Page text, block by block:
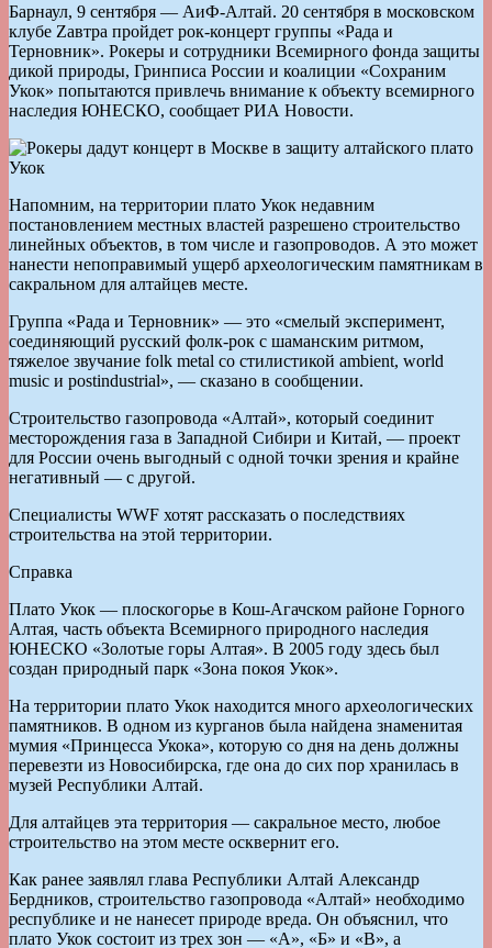
Барнаул, 9 сентября — АиФ-Алтай. 20 сентября в московском
клубе Zавтра пройдет рок-концерт группы «Рада и
Терновник». Рокеры и сотрудники Всемирного фонда защиты
дикой природы, Гринписа России и коалиции «Сохраним
Укок» попытаются привлечь внимание к объекту всемирного
наследия ЮНЕСКО, сообщает РИА Новости.
Напомним, на территории плато Укок недавним
постановлением местных властей разрешено строительство
линейных объектов, в том числе и газопроводов. А это может
нанести непоправимый ущерб археологическим памятникам в
сакральном для алтайцев месте.
Группа «Рада и Терновник» — это «смелый эксперимент,
соединяющий русский фолк-рок с шаманским ритмом,
тяжелое звучание folk metal со стилистикой ambient, world
music и postindustrial», — сказано в сообщении.
Строительство газопровода «Алтай», который соединит
месторождения газа в Западной Сибири и Китай, — проект
для России очень выгодный с одной точки зрения и крайне
негативный — с другой.
Специалисты WWF хотят рассказать о последствиях
строительства на этой территории.
Справка
Плато Укок — плоскогорье в Кош-Агачском районе Горного
Алтая, часть объекта Всемирного природного наследия
ЮНЕСКО «Золотые горы Алтая». В 2005 году здесь был
создан природный парк «Зона покоя Укок».
На территории плато Укок находится много археологических
памятников. В одном из курганов была найдена знаменитая
мумия «Принцесса Укока», которую со дня на день должны
перевезти из Новосибирска, где она до сих пор хранилась в
музей Республики Алтай.
Для алтайцев эта территория — сакральное место, любое
строительство на этом месте осквернит его.
Как ранее заявлял глава Республики Алтай Александр
Бердников, строительство газопровода «Алтай» необходимо
республике и не нанесет природе вреда. Он объяснил, что
плато Укок состоит из трех зон — «А», «Б» и «В», а